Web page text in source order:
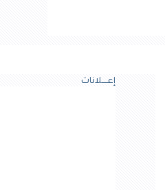
إعــــلانات